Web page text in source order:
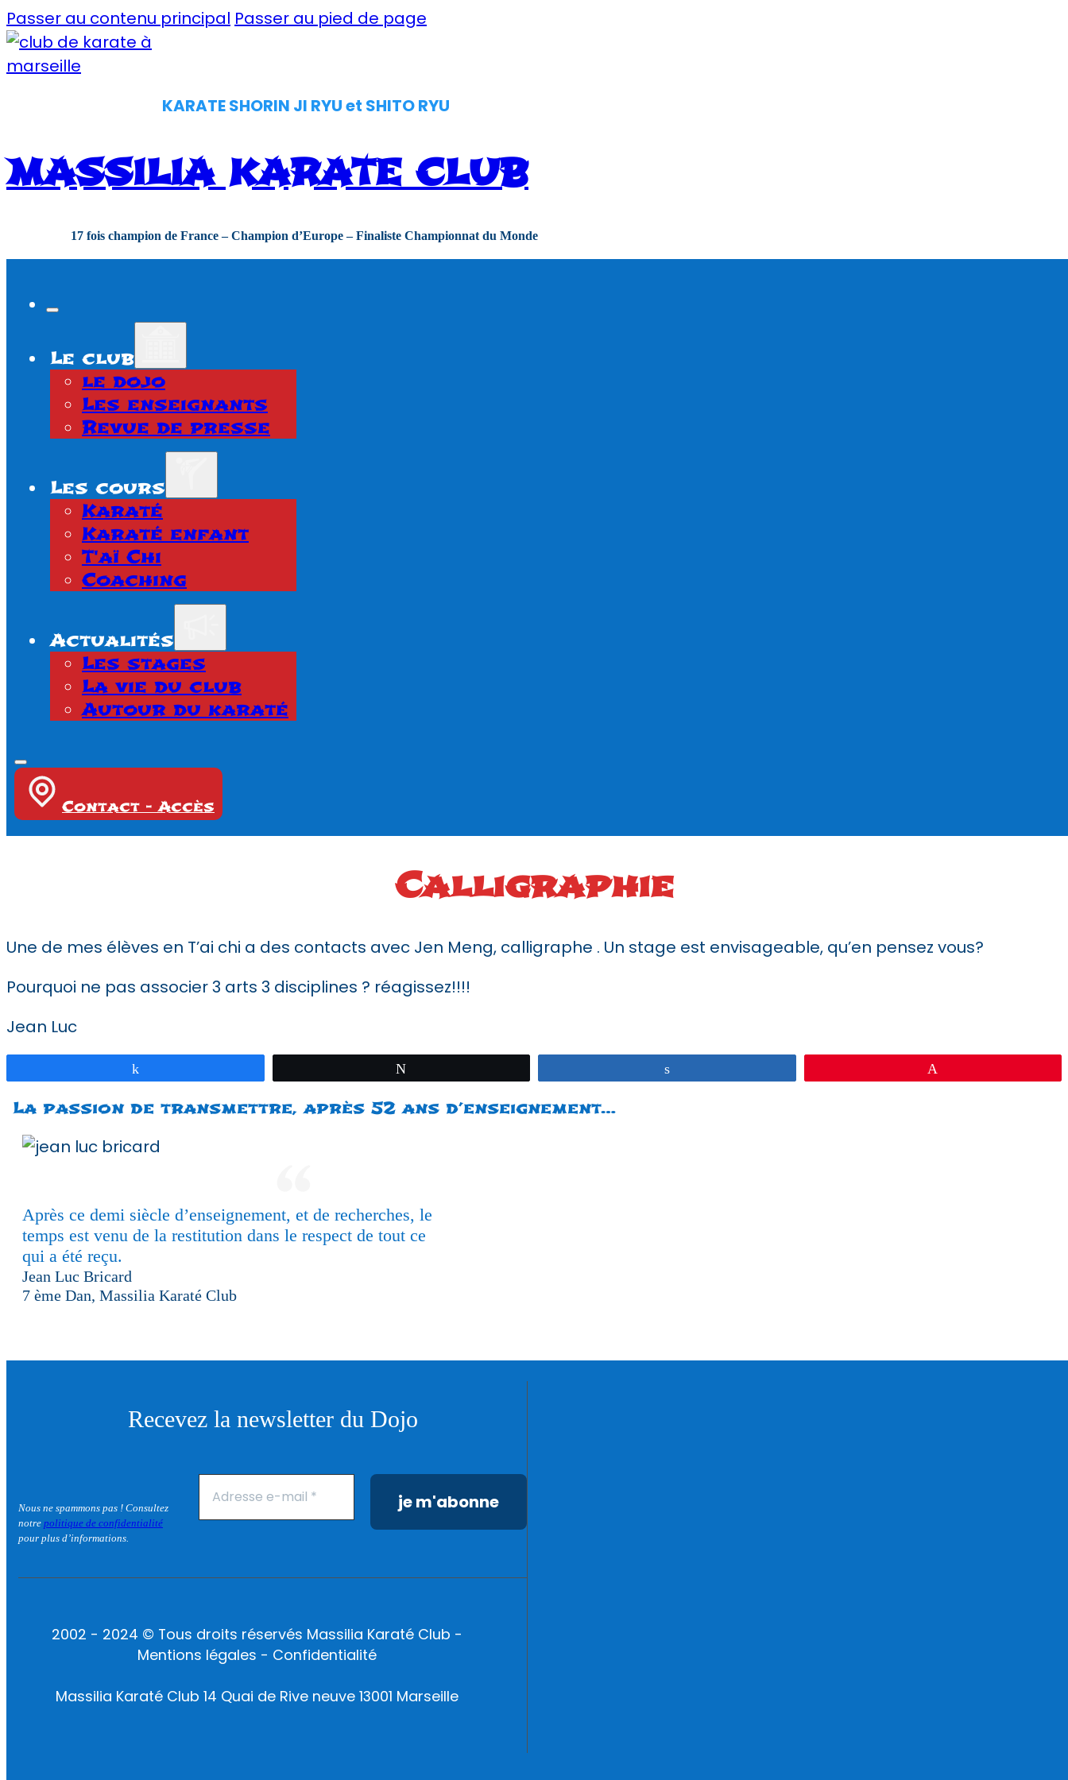
Passer au contenu principal Passer au pied de page
KARATE SHORIN JI RYU et SHITO RYU
MASSILIA KARATE CLUB
17 fois champion de France – Champion d’Europe – Finaliste Championnat du Monde
Le club
le dojo
Les enseignants
Revue de presse
Les cours
Karaté
Karaté enfant
T'aï Chi
Coaching
Actualités
Les stages
La vie du club
Autour du karaté
Contact - Accès
Calligraphie
Une de mes élèves en T’ai chi a des contacts avec Jen Meng, calligraphe . Un stage est envisageable, qu’en pensez vous?
Pourquoi ne pas associer 3 arts 3 disciplines ? réagissez!!!!
Jean Luc
La passion de transmettre, après 52 ans d’enseignement…
Après ce demi siècle d’enseignement, et de recherches, le
temps est venu de la restitution dans le respect de tout ce
qui a été reçu.
Jean Luc Bricard
7 ème Dan, Massilia Karaté Club
Recevez la newsletter du Dojo
Nous ne spammons pas ! Consultez
notre politique de confidentialité
pour plus d’informations.
2002 - 2024 © Tous droits réservés Massilia Karaté Club -
Mentions légales - Confidentialité
Massilia Karaté Club 14 Quai de Rive neuve 13001 Marseille